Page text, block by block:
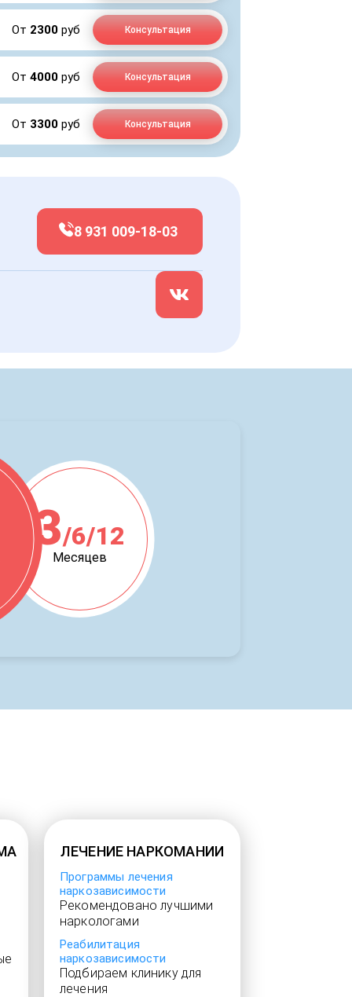
От 2300 руб Консультация
От 4000 руб Консультация
От 3300 руб Консультация
8 931 009-18-03
3/6/12
Месяцев
ЛЕЧЕНИЕ НАРКОМАНИИ
Программы лечения
наркозависимости
Рекомендовано лучшими
наркологами
Реабилитация
наркозависимости
Подбираем клинику для
лечения